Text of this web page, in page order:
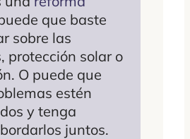
que baste
sobre las
protección solar o
O puede que
estén
y tenga
juntos.